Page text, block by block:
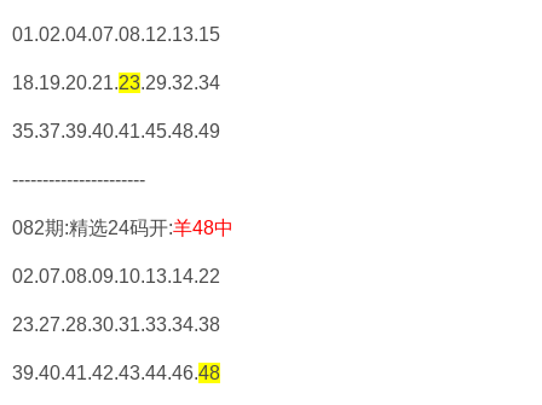
01.02.04.07.08.12.13.15
18.19.20.21.23.29.32.34
35.37.39.40.41.45.48.49
----------------------
082期:精选24码开:羊48中
02.07.08.09.10.13.14.22
23.27.28.30.31.33.34.38
39.40.41.42.43.44.46.48